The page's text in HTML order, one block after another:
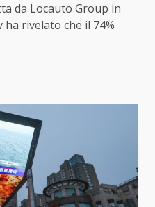
da Locauto Group in
rivelato che il 74%